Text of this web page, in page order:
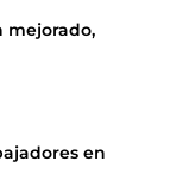
mejorado,
en